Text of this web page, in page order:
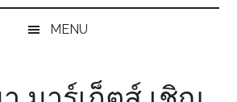
MENU